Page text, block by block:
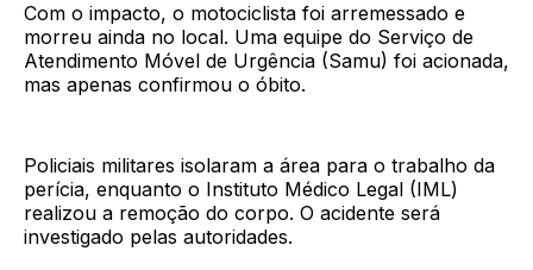
Com o impacto, o motociclista foi arremessado e
morreu ainda no local. Uma equipe do Serviço de
Atendimento Móvel de Urgência (Samu) foi acionada,
mas apenas confirmou o óbito.
Policiais militares isolaram a área para o trabalho da
perícia, enquanto o Instituto Médico Legal (IML)
realizou a remoção do corpo. O acidente será
investigado pelas autoridades.